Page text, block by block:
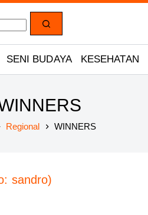
SENI BUDAYA KESEHATAN
Regional WINNERS